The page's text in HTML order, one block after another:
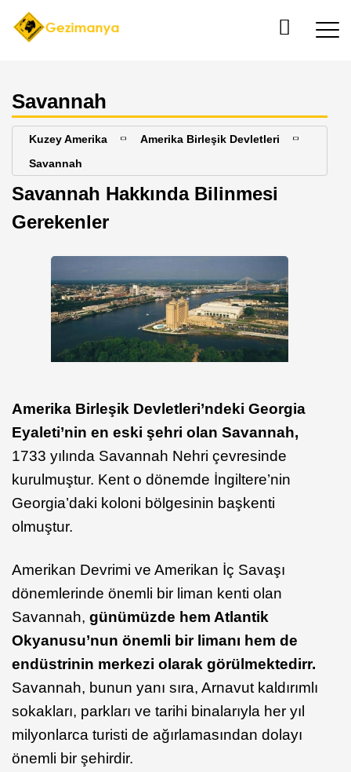
Savannah
Kuzey Amerika
Amerika Birleşik Devletleri
Savannah
Savannah Hakkında Bilinmesi
Gerekenler
Amerika Birleşik Devletleri’ndeki Georgia
Eyaleti’nin en eski şehri olan Savannah,
1733 yılında Savannah Nehri çevresinde
kurulmuştur. Kent o dönemde İngiltere’nin
Georgia’daki koloni bölgesinin başkenti
olmuştur.
Amerikan Devrimi ve Amerikan İç Savaşı
dönemlerinde önemli bir liman kenti olan
Savannah, günümüzde hem Atlantik
Okyanusu’nun önemli bir limanı hem de
endüstrinin merkezi olarak görülmektedirr.
Savannah, bunun yanı sıra, Arnavut kaldırımlı
sokakları, parkları ve tarihi binalarıyla her yıl
milyonlarca turisti de ağırlamasından dolayı
önemli bir şehirdir.